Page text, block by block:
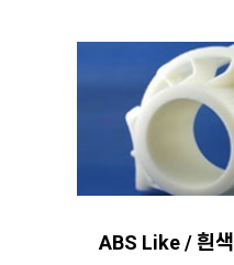
ABS Like / 흰색